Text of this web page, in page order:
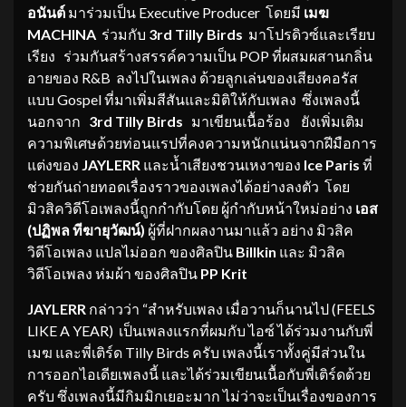
อนันต์ มาร่วมเป็น Executive Producer โดยมี เมฆ
MACHINA ร่วมกับ 3rd Tilly Birds มาโปรดิวซ์และเรียบ
เรียง ร่วมกันสร้างสรรค์ความเป็น POP ที่ผสมผสานกลิ่น
อายของ R&B ลงไปในเพลง ด้วยลูกเล่นของเสียงคอรัส
แบบ Gospel ที่มาเพิ่มสีสันและมิติให้กับเพลง ซึ่งเพลงนี้
นอกจาก 3rd Tilly Birds มาเขียนเนื้อร้อง ยังเพิ่มเติม
ความพิเศษด้วยท่อนแรปที่คงความหนักแน่นจากฝีมือการ
แต่งของ JAYLERR และน้ำเสียงชวนเหงาของ Ice Paris ที่
ช่วยกันถ่ายทอดเรื่องราวของเพลงได้อย่างลงตัว โดย
มิวสิควิดีโอเพลงนี้ถูกกำกับโดย ผู้กำกับหน้าใหม่อย่าง เอส
(ปฏิพล ทีฆายุวัฒน์) ผู้ที่ฝากผลงานมาแล้ว อย่าง มิวสิค
วิดีโอเพลง แปลไม่ออก ของศิลปิน Billkin และ มิวสิค
วิดีโอเพลง ห่มผ้า ของศิลปิน PP Krit
JAYLERR กล่าวว่า “สำหรับเพลง เมื่อวานก็นานไป (FEELS
LIKE A YEAR) เป็นเพลงแรกที่ผมกับ ไอซ์ ได้ร่วมงานกับพี่
เมฆ และพี่เติร์ด Tilly Birds ครับ เพลงนี้เราทั้งคู่มีส่วนใน
การออกไอเดียเพลงนี้ และได้ร่วมเขียนเนื้อกับพี่เติร์ดด้วย
ครับ ซึ่งเพลงนี้มีกิมมิกเยอะมาก ไม่ว่าจะเป็นเรื่องของการ